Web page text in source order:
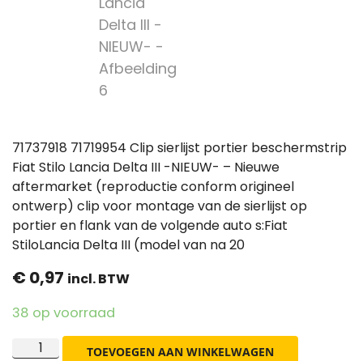
71737918 71719954 Clip sierlijst portier beschermstrip
Fiat Stilo Lancia Delta III -NIEUW- – Nieuwe
aftermarket (reproductie conform origineel
ontwerp) clip voor montage van de sierlijst op
portier en flank van de volgende auto s:Fiat
StiloLancia Delta III (model van na 20
€ 0,97 incl. BTW
38 op voorraad
TOEVOEGEN AAN WINKELWAGEN